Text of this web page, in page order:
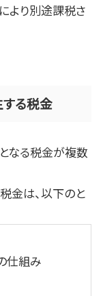
より別途課税さ
る税金
なる税金が複数
金は、以下のと
仕組み